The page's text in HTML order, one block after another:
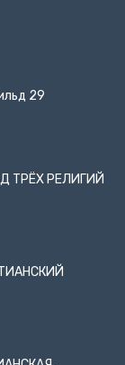
29
ТРЁХ РЕЛИГИЙ